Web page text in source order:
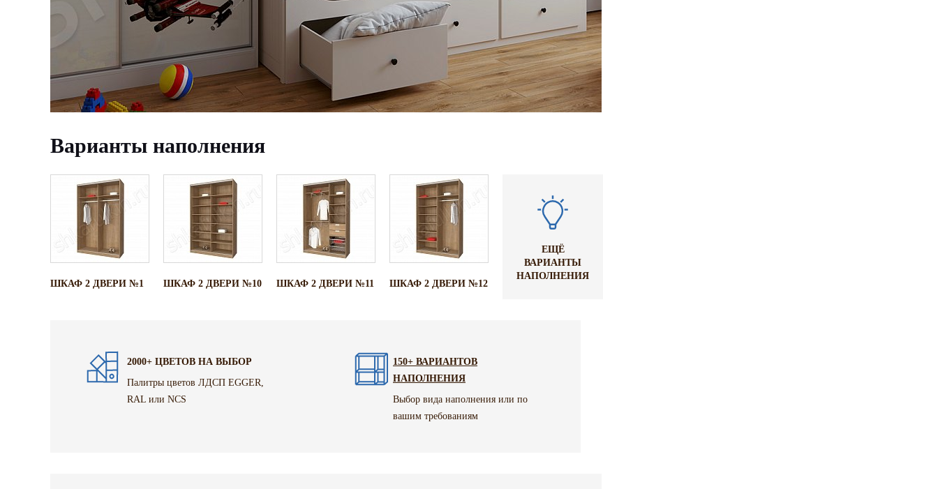
Варианты наполнения
ШКАФ 2 ДВЕРИ №1 ШКАФ 2 ДВЕРИ №10 ШКАФ 2 ДВЕРИ №11 ШКАФ 2 ДВЕРИ №12
ЕЩЁ
ВАРИАНТЫ
НАПОЛНЕНИЯ
2000+ ЦВЕТОВ НА ВЫБОР
Палитры цветов ЛДСП EGGER,
RAL или NCS
150+ ВАРИАНТОВ
НАПОЛНЕНИЯ
Выбор вида наполнения или по
вашим требованиям